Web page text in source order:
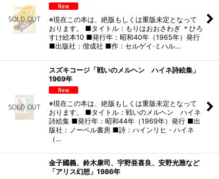
※現在この本は、絶版もしくは重版未定となって
おります。 ■タイトル：もりはおおさわぎ ＊ひろ
すけ絵本10 ■発行年：昭和40年（1965年）発行
■出版社：偕成社 ■作：セルゲイ·ミハル…
スズキコージ「戦いのメルヘン ハイネ詩絵集」
1969年
※現在この本は、絶版もしくは重版未定となって
おります。 ■タイトル：戦いのメルヘン ハイネ
詩絵集 ■発行年：昭和44年（1969年）発行 ■出
版社：ノーベル書房 ■詩：ハインリヒ・ハイネ
（…
金子國義、鈴木康司、宇野亜喜良、安野光雅など
「アリス幻想」1986年